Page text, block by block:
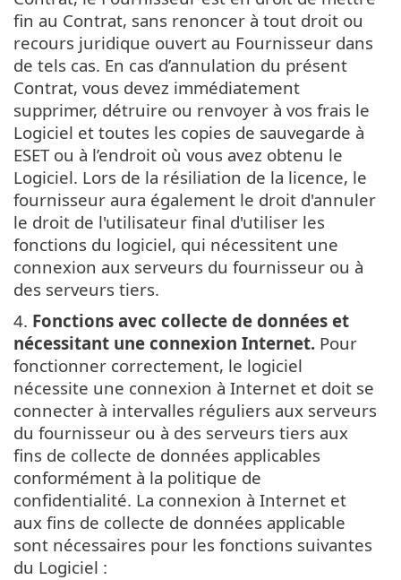
fin au Contrat, sans renoncer à tout droit ou
recours juridique ouvert au Fournisseur dans
de tels cas. En cas d’annulation du présent
Contrat, vous devez immédiatement
supprimer, détruire ou renvoyer à vos frais le
Logiciel et toutes les copies de sauvegarde à
ESET ou à l’endroit où vous avez obtenu le
Logiciel. Lors de la résiliation de la licence, le
fournisseur aura également le droit d'annuler
le droit de l'utilisateur final d'utiliser les
fonctions du logiciel, qui nécessitent une
connexion aux serveurs du fournisseur ou à
des serveurs tiers.
4. Fonctions avec collecte de données et
nécessitant une connexion Internet. Pour
fonctionner correctement, le logiciel
nécessite une connexion à Internet et doit se
connecter à intervalles réguliers aux serveurs
du fournisseur ou à des serveurs tiers aux
fins de collecte de données applicables
conformément à la politique de
confidentialité. La connexion à Internet et
aux fins de collecte de données applicable
sont nécessaires pour les fonctions suivantes
du Logiciel :